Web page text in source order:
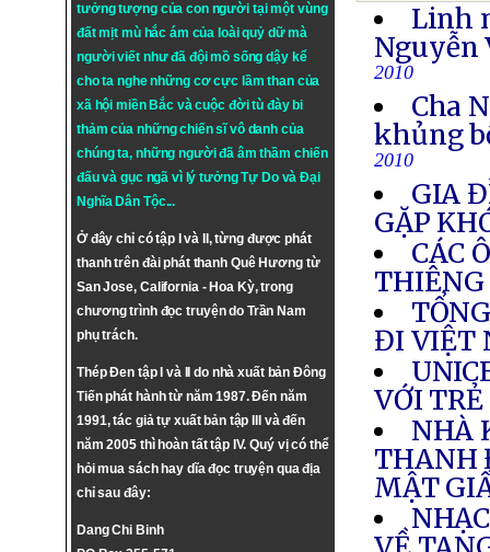
tưởng tượng của con người tại một vùng
đất mịt mù hắc ám của loài quỷ dữ mà
người viết như đã đội mồ sống dậy kể
cho ta nghe những cơ cực lầm than của
xã hội miền Bắc và cuộc đời tù đày bi
thảm của những chiến sĩ vô danh của
chúng ta, những người đã âm thầm chiến
đấu và gục ngã vì lý tưởngTự DovàĐại
Nghĩa Dân Tộc...
Ở đây chỉ có tập I và II, từng được phát
thanh trên đài phát thanh Quê Hương từ
San Jose, California - Hoa Kỳ, trong
chương trình đọc truyện do Trần Nam
phụ trách.
Thép Đen tập I và II do nhà xuất bản Đông
Tiến phát hành từ năm 1987. Đến năm
1991, tác giả tự xuất bản tập III và đến
năm 2005 thì hoàn tất tập IV. Quý vị có thể
hỏi mua sách hay dĩa đọc truyện qua địa
chỉ sau đây:
Dang Chi Binh
Linh
Nguyễn
2010
Cha
khủng
2010
GIA
GẶP
CÁC
ĐI VIỆT
VỚI
NHÀ
THANH
MẬT